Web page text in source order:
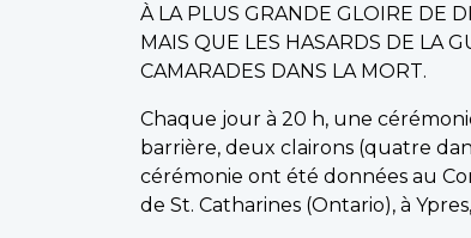
À LA PLUS GRANDE GLOIRE DE
MAIS QUE LES HASARDS DE LA
CAMARADES DANS LA MORT.
Chaque jour à 20 h, une
barrière, deux clairons (quatre
cérémonie ont été données au
de St. Catharines (Ontario), à Ypres,